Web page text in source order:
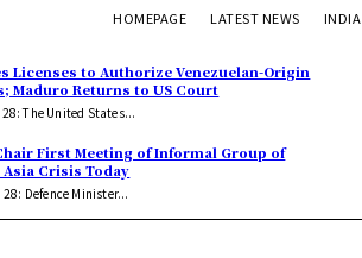
HOMEPAGE LATEST NEWS INDIA
Licenses to Authorize Venezuelan-Origin
Maduro Returns to US Court
The United States...
First Meeting of Informal Group of
Crisis Today
Defence Minister...